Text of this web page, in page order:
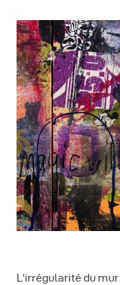
L'irrégularité du